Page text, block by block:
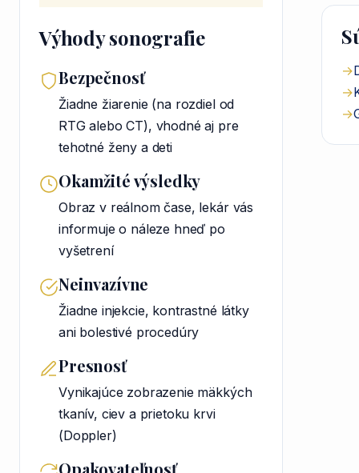
Výhody sonografie
Bezpečnosť
Žiadne žiarenie (na rozdiel od
RTG alebo CT), vhodné aj pre
tehotné ženy a deti
Okamžité výsledky
Obraz v reálnom čase, lekár vás
informuje o náleze hneď po
vyšetrení
Neinvazívne
Žiadne injekcie, kontrastné látky
ani bolestivé procedúry
Presnosť
Vynikajúce zobrazenie mäkkých
tkanív, ciev a prietoku krvi
(Doppler)
Opakovateľnosť
→
→
→